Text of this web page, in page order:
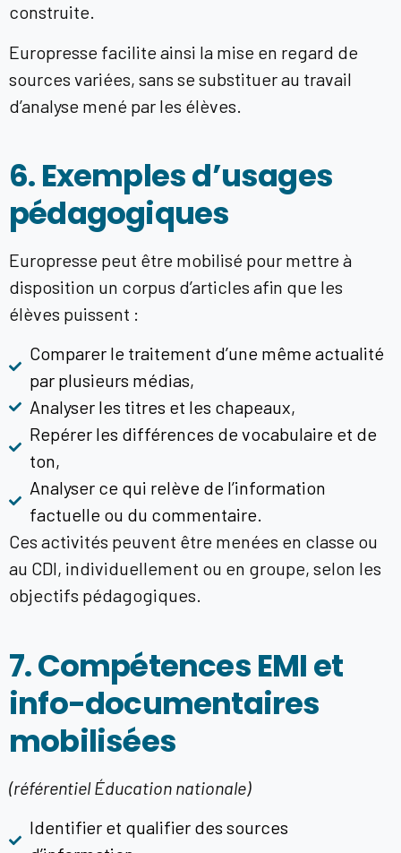
construite.
Europresse facilite ainsi la mise en regard de
sources variées, sans se substituer au travail
d’analyse mené par les élèves.
6. Exemples d’usages
pédagogiques
Europresse peut être mobilisé pour mettre à
disposition un corpus d’articles afin que les
élèves puissent :
Comparer le traitement d’une même actualité
par plusieurs médias,
Analyser les titres et les chapeaux,
Repérer les différences de vocabulaire et de
ton,
Analyser ce qui relève de l’information
factuelle ou du commentaire.
Ces activités peuvent être menées en classe ou
au CDI, individuellement ou en groupe, selon les
objectifs pédagogiques.
7. Compétences EMI et
info-documentaires
mobilisées
(référentiel Éducation nationale)
Identifier et qualifier des sources